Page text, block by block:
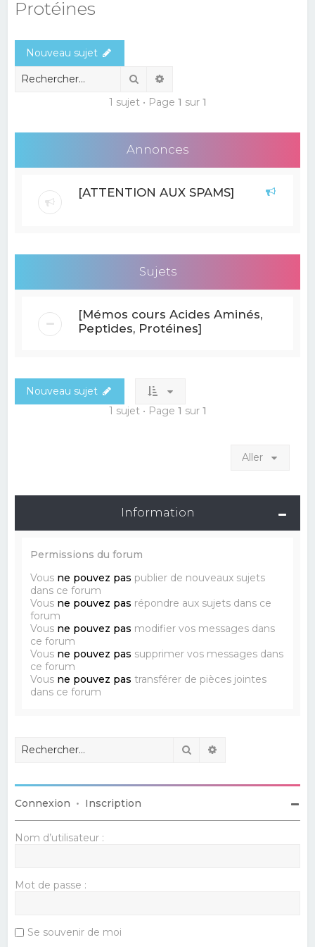
Protéines
Nouveau sujet
Rechercher
1 sujet • Page 1 sur 1
Annonces
[ATTENTION AUX SPAMS]
Sujets
[Mémos cours Acides Aminés,
Peptides, Protéines]
Nouveau sujet
1 sujet • Page 1 sur 1
Aller
Information
Permissions du forum
Vous ne pouvez pas publier de nouveaux sujets
dans ce forum
Vous ne pouvez pas répondre aux sujets dans ce
forum
Vous ne pouvez pas modifier vos messages dans
ce forum
Vous ne pouvez pas supprimer vos messages dans
ce forum
Vous ne pouvez pas transférer de pièces jointes
dans ce forum
Rechercher
Connexion • Inscription
Nom d’utilisateur :
Mot de passe :
Se souvenir de moi